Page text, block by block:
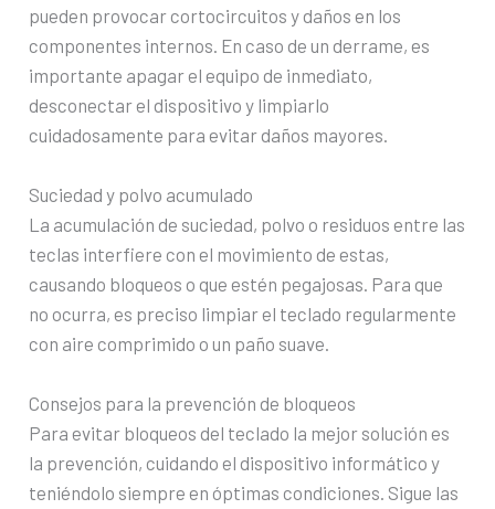
pueden provocar cortocircuitos y daños en los
componentes internos. En caso de un derrame, es
importante apagar el equipo de inmediato,
desconectar el dispositivo y limpiarlo
cuidadosamente para evitar daños mayores.
Suciedad y polvo acumulado
La acumulación de suciedad, polvo o residuos entre las
teclas interfiere con el movimiento de estas,
causando bloqueos o que estén pegajosas. Para que
no ocurra, es preciso limpiar el teclado regularmente
con aire comprimido o un paño suave.
Consejos para la prevención de bloqueos
Para evitar bloqueos del teclado la mejor solución es
la prevención, cuidando el dispositivo informático y
teniéndolo siempre en óptimas condiciones. Sigue las